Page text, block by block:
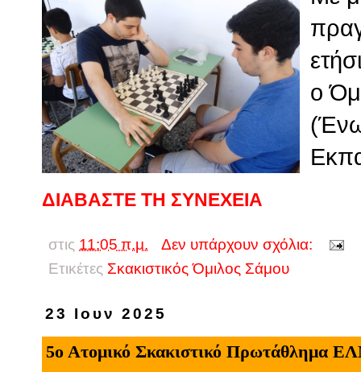
ο
ΔΙΑΒΑΣΤΕ ΤΗ ΣΥΝΕΧΕΙΑ
στις 11:05 π.μ.
Δεν υπάρχουν σχόλια:
Ετικέτες Σκακιστικός Όμιλος Σάμου
23 Ιουν 2025
5ο Ατομικό Σκακιστικό Πρωτάθλημα